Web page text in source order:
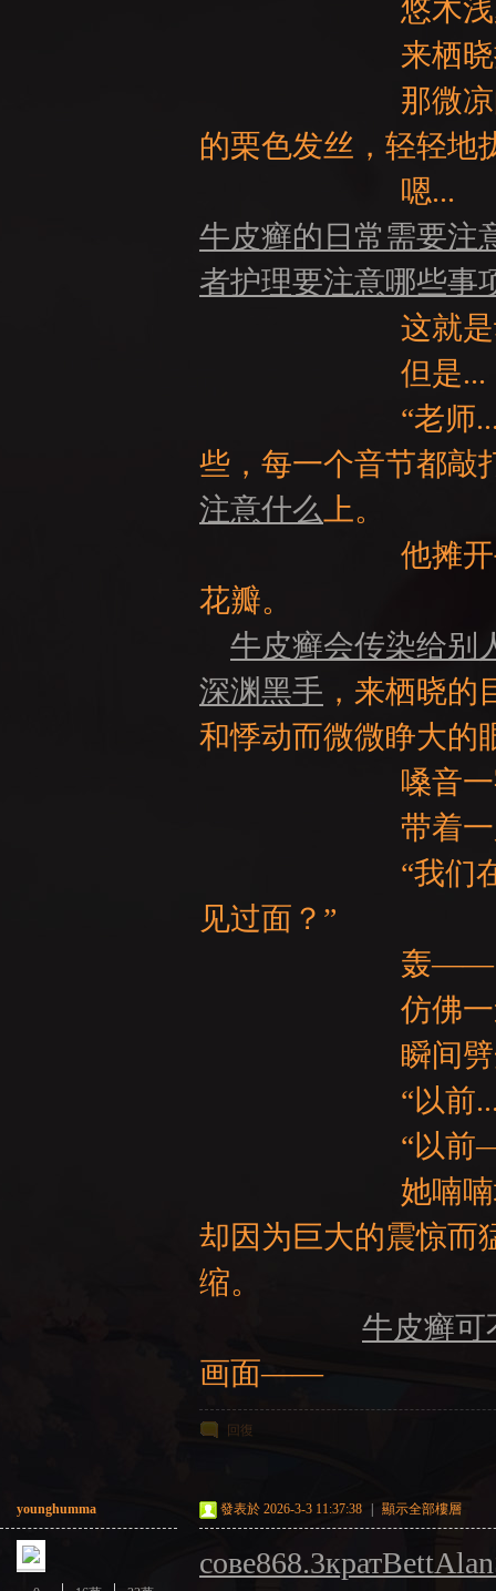
悠木浅夏贝齿
来栖晓摘走了
那微凉的指尖
的栗色发丝，轻轻地
嗯...
牛皮癣的日常需要注
者护理要注意哪些事
这就是动
但是...
“老师...”来栖
些，每一个音节都敲
注意什么 上。
他摊开手掌，
花瓣。
牛皮癣会传染给别
深渊黑手 ，来栖晓
和悸动而微微睁大的
嗓音一字一
带着一股莫
“我们在很
见过面？”
轰——
仿佛一道无声
瞬间劈开了所
“以前
“以前
她喃喃地重复
却因为巨大的震惊而
缩。
牛皮癣可
画面——
回復
younghumma 發表於 2026-3-3 11:37:38 顯示全部樓層
сове868.3кратBettAlan